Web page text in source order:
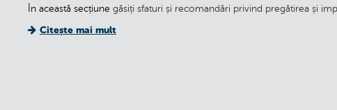
În această secțiune găsiți sfaturi și recomandări privind pregătirea și
Citește mai mult